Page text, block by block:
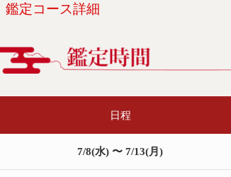
鑑定コース詳細
日程
7/8(水) 〜 7/13(月)